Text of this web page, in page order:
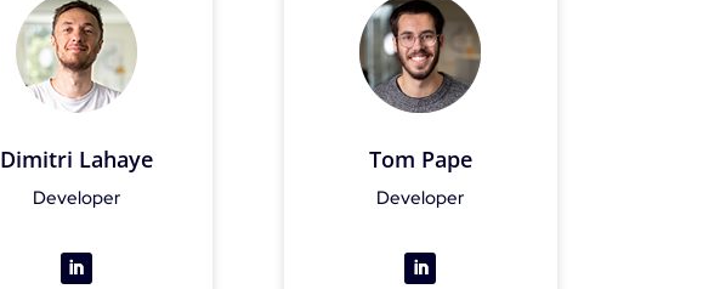
Dimitri Lahaye
Developer
Tom Pape
Developer